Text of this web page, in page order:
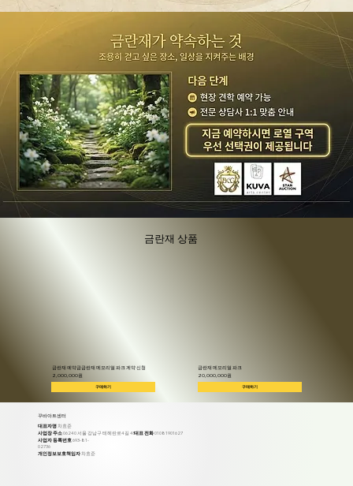
금란재 상품
금란재 예약금금란재 메모리얼 파크 계약 신청
구매하기
2,000,000원
금란재 메모리얼 파크
20,000,000원
구매하기
꾸바아트센터
대표자명 차효준
사업장 주소06240 서울 강남구 테헤란로4길 45대표 전화01081901627
사업자 등록번호693-81-
02736
개인정보보호책임자 차효준